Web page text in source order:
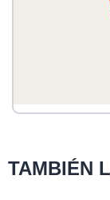
TAMBIÉN